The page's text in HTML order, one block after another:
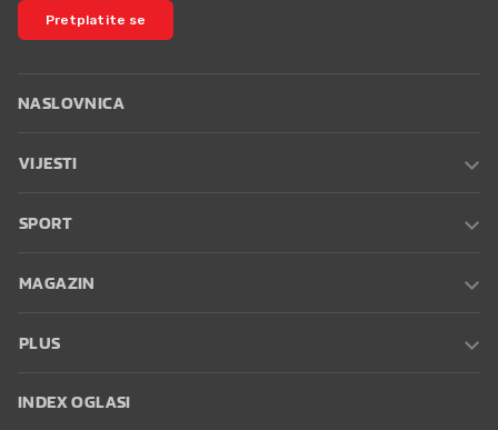
Pretplatite se
NASLOVNICA
VIJESTI
SPORT
MAGAZIN
PLUS
INDEX OGLASI